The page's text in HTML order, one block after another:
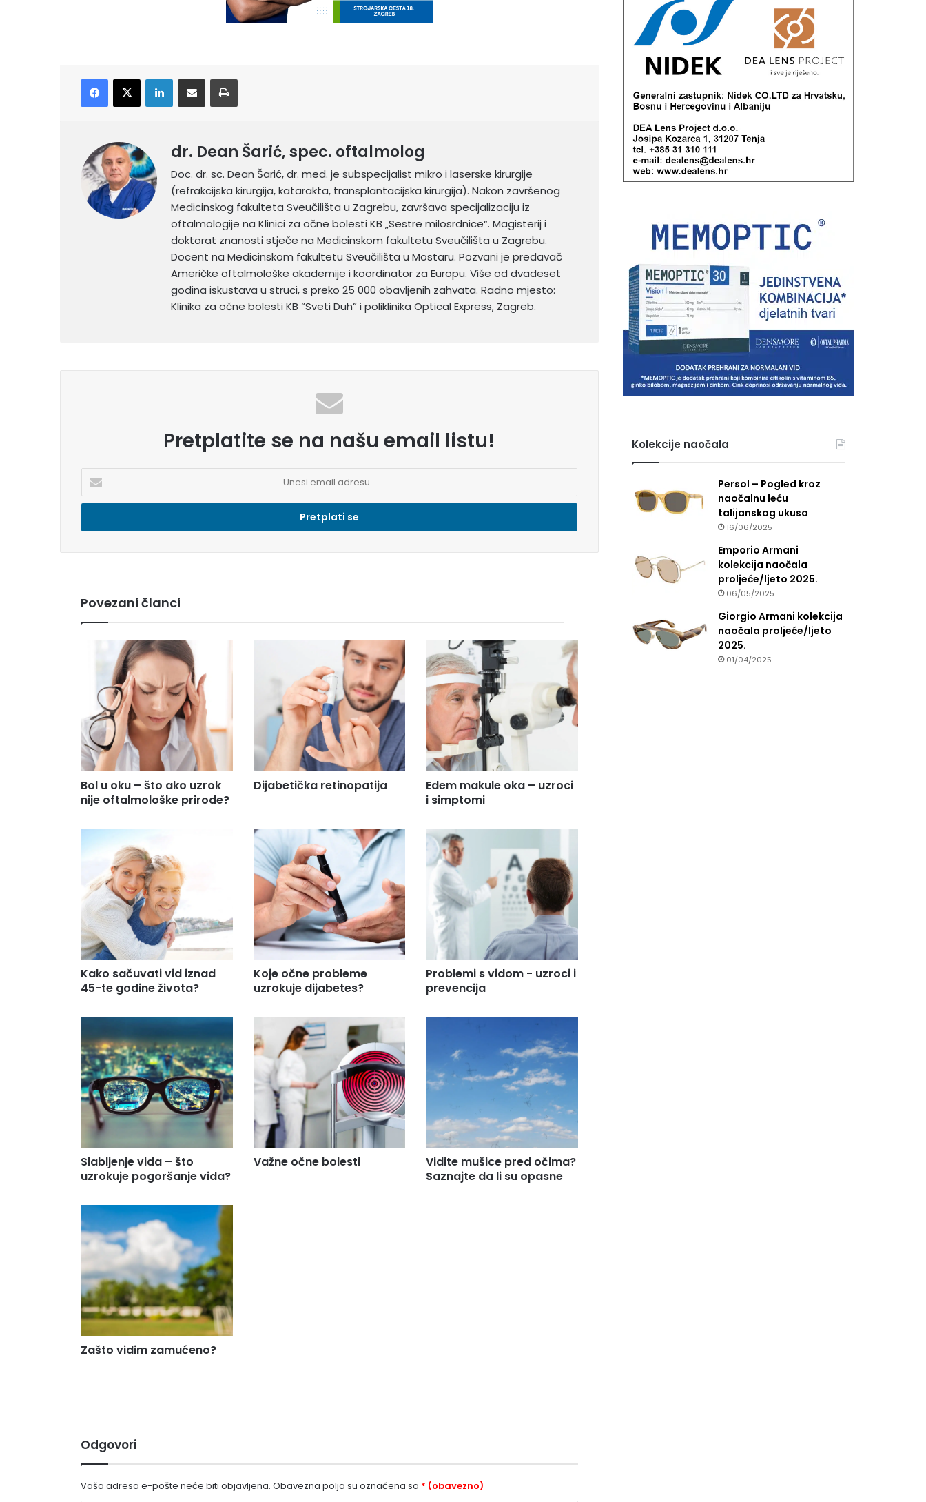
X LinkedIn
dr. Dean Šarić, spec. oftalmolog
Doc. dr. sc. Dean Šarić, dr. med. je subspecijalist mikro i laserske kirurgije
(refrakcijska kirurgija, katarakta, transplantacijska kirurgija). Nakon završenog
Medicinskog fakulteta Sveučilišta u Zagrebu, završava specijalizaciju iz
oftalmologije na Klinici za očne bolesti KB „Sestre milosrdnice“. Magisterij i
doktorat znanosti stječe na Medicinskom fakultetu Sveučilišta u Zagrebu.
Docent na Medicinskom fakultetu Sveučilišta u Mostaru. Pozvani je predavač
Američke oftalmološke akademije i koordinator za Europu. Više od dvadeset
godina iskustava u struci, s preko 25 000 obavljenih zahvata. Radno mjesto:
Klinika za očne bolesti KB “Sveti Duh” i poliklinika Optical Express, Zagreb.
Pretplatite se na našu email listu!
e
i
l
a
.
.
Povezani članci
Bol u oku – što ako uzrok
nije oftalmološke prirode?
Dijabetička retinopatija
Edem makule oka – uzroci
i simptomi
Kako sačuvati vid iznad
45-te godine života?
Koje očne probleme
uzrokuje dijabetes?
Problemi s vidom - uzroci i
prevencija
Slabljenje vida – što
uzrokuje pogoršanje vida?
Važne očne bolesti
Vidite mušice pred očima?
Saznajte da li su opasne
Zašto vidim zamućeno?
Odgovori
Vaša adresa e-pošte neće biti objavljena. Obavezna polja su označena sa * (obavezno)
Kolekcije naočala
Persol – Pogled kroz
naočalnu leću
talijanskog ukusa
16/06/2025
Emporio Armani
kolekcija naočala
proljeće/ljeto 2025.
06/05/2025
Giorgio Armani kolekcija
naočala proljeće/ljeto
2025.
01/04/2025